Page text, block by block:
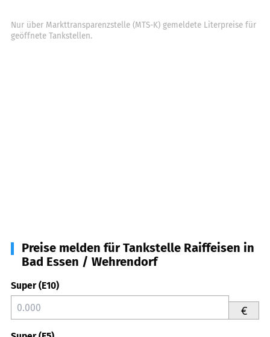
Nur über Markttransparenzstelle (MTS-K) gemeldete Literpreise für
geöffnete Tankstellen.
Preise melden für Tankstelle Raiffeisen in
Bad Essen / Wehrendorf
Super (E10)
€